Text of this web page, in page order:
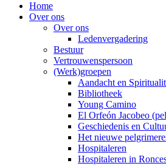
Home
Over ons
Over ons
Ledenvergadering
Bestuur
Vertrouwenspersoon
(Werk)groepen
Aandacht en
Bibliotheek
Young Camino
El Orfeón Jacobeo
Geschiedenis en
Het nieuwe
Hospitaleren
Hospitaleren in